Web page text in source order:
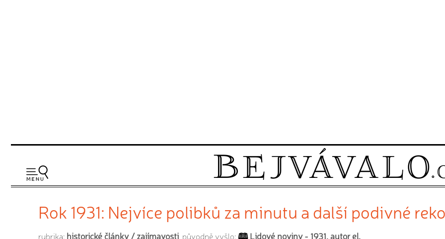
Rok 1931: Nejvíce polibků za minutu a další podivné
rubrika: historické články/zajímavosti , původně vyšlo: Lidové noviny - 1931, autor el.